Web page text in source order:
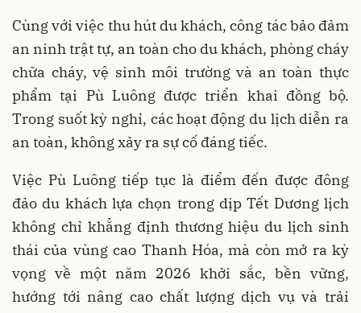
Cùng với việc thu hút du khách, công tác bảo đảm
an ninh trật tự, an toàn cho du khách, phòng cháy
chữa cháy, vệ sinh môi trường và an toàn thực
phẩm tại Pù Luông được triển khai đồng bộ.
Trong suốt kỳ nghỉ, các hoạt động du lịch diễn ra
an toàn, không xảy ra sự cố đáng tiếc.
Việc Pù Luông tiếp tục là điểm đến được đông
đảo du khách lựa chọn trong dịp Tết Dương lịch
không chỉ khẳng định thương hiệu du lịch sinh
thái của vùng cao Thanh Hóa, mà còn mở ra kỳ
vọng về một năm 2026 khởi sắc, bền vững,
hướng tới nâng cao chất lượng dịch vụ và trải